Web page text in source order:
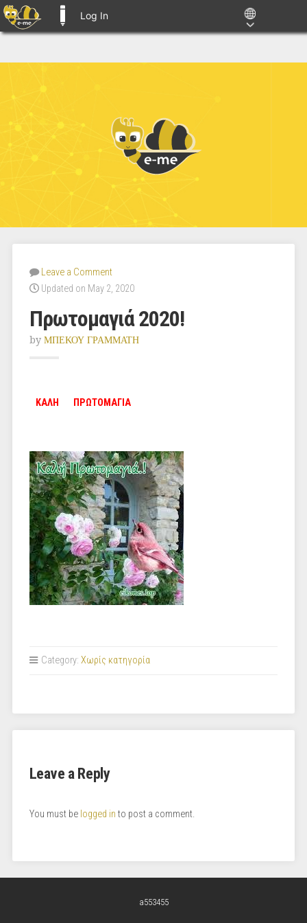
Log In
Leave a Comment
Updated on May 2, 2020
Πρωτομαγιά 2020!
by ΜΠΕΚΟΥ ΓΡΑΜΜΑΤΗ
ΚΑΛΗ ΠΡΩΤΟΜΑΓΙΑ
Category: Χωρίς κατηγορία
Leave a Reply
You must be logged in to post a comment.
a553455